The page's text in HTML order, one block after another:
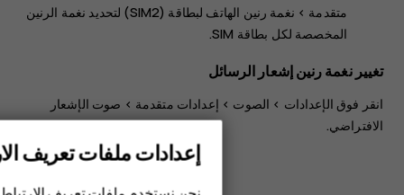
متقدمة > نغمة رنين الهاتف لبطاقة (SIM2)
لتحديد نغمة الرنين
المخصصة لكل بطاقة SIM.
تغيير نغمة رنين إشعار الرسائل
انقر فوق الإعدادات > الصوت > إعدادات متقدمة > صوت الإشعار
الافتراضي.
إعدادات ملفات تعريف